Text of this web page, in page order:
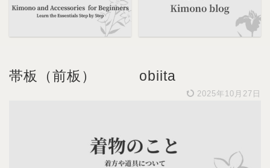
帯板（前板） obiita
2025年10月27日